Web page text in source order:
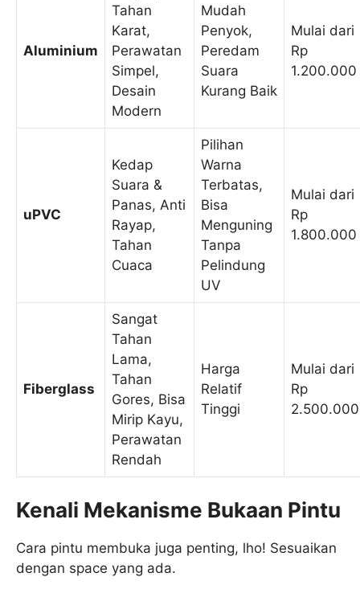
Aluminium
Tahan
Karat,
Perawatan
Simpel,
Desain
Modern
Mudah
Penyok,
Peredam
Suara
Kurang Baik
Mulai dari
Rp
1.200.000
uPVC
Kedap
Suara &
Panas, Anti
Rayap,
Tahan
Cuaca
Pilihan
Warna
Terbatas,
Bisa
Menguning
Tanpa
Pelindung
UV
Mulai dari
Rp
1.800.000
Fiberglass
Sangat
Tahan
Lama,
Tahan
Gores, Bisa
Mirip Kayu,
Perawatan
Rendah
Harga
Relatif
Tinggi
Mulai dari
Rp
2.500.000
Kenali Mekanisme Bukaan Pintu
Cara pintu membuka juga penting, lho! Sesuaikan
dengan space yang ada.